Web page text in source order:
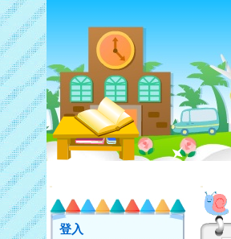
:::
登入
:::